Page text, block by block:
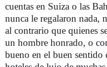
cuentas en Suiza o las
nunca le regalaron nada,
al contrario que quienes
un hombre honrado, o
bueno en el buen